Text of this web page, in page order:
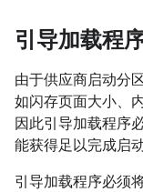
引导加载程
由于供应商启动分
如闪存页面大小、
因此引导加载程序
能获得足以完成启
引导加载程序必须